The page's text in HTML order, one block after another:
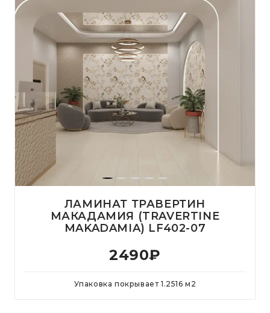
ЛАМИНАТ ТРАВЕРТИН
МАКАДАМИЯ (TRAVERTINE
MAKADAMIA) LF402-07
2490₽
Упаковка покрывает 1.2516 м 2